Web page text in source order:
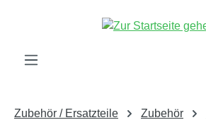
Zubehör / Ersatzteile Zubehör